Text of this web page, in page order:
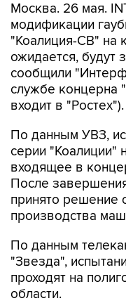
Москва. 26 мая.
модификации
"Коалиция-СВ" на
ожидается,
сообщили
службе концерна
входит в "Ростех").
По данным УВЗ,
серии "Коалиции"
входящее в
После
принято решение
производства
По данным
"Звезда",
проходят на
области.